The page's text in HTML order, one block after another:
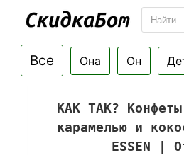
Все Она Он
КАК ТАК?
карамелью и
ESSEN |